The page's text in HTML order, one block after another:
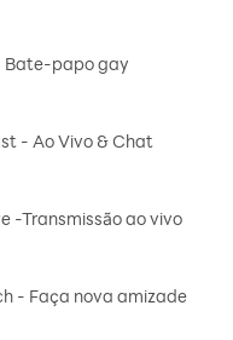
Bate-papo gay
- Ao Vivo & Chat
-Transmissão ao vivo
- Faça nova amizade